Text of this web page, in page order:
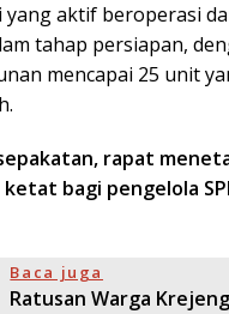
yang aktif beroperasi
tahap persiapan,
mencapai 25 unit
rapat
bagi pengelola
Baca juga
Ratusan Warga